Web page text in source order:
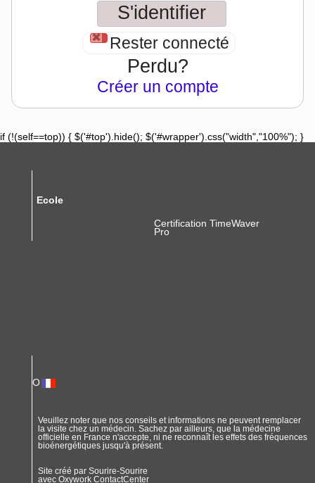
Rester connecté
Perdu?
Créer un compte
if (!(self==top)) { $('#top').hide(); $('#wrapper').css("width","100%"); }
Ecole
Certification TimeWaver
Pro
O
Veuillez noter que nos conseils et informations ne peuvent remplacer
la visite chez un médecin. Sachez par ailleurs, que la médecine
officielle en France n'accepte, ni ne reconnaît les effets des fréquences
bioénergétiques jusqu'à présent.
Site créé par Sourire-Sourire
avec Oxywork ContactCenter